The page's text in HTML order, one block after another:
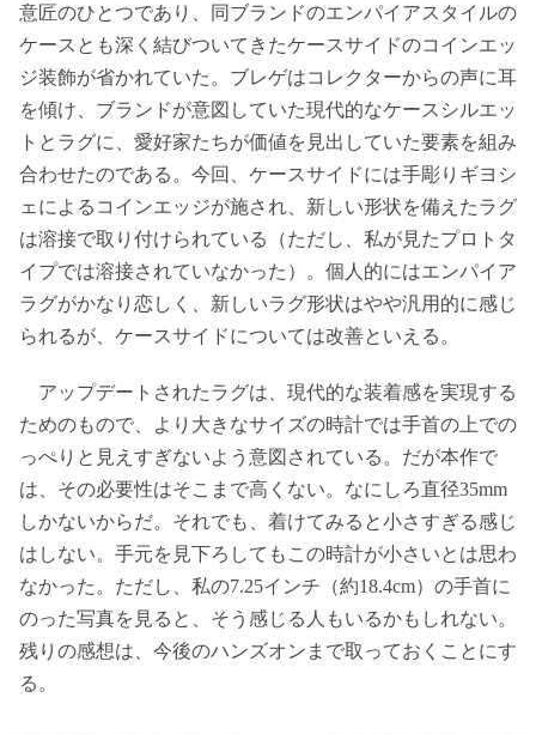
意匠のひとつであり、同ブランドのエンパイアスタイルの
ケースとも深く結びついてきたケースサイドのコインエッ
ジ装飾が省かれていた。ブレゲはコレクターからの声に耳
を傾け、ブランドが意図していた現代的なケースシルエッ
トとラグに、愛好家たちが価値を見出していた要素を組み
合わせたのである。今回、ケースサイドには手彫りギヨシ
ェによるコインエッジが施され、新しい形状を備えたラグ
は溶接で取り付けられている（ただし、私が見たプロトタ
イプでは溶接されていなかった）。個人的にはエンパイア
ラグがかなり恋しく、新しいラグ形状はやや汎用的に感じ
られるが、ケースサイドについては改善といえる。
アップデートされたラグは、現代的な装着感を実現する
ためのもので、より大きなサイズの時計では手首の上での
っぺりと見えすぎないよう意図されている。だが本作で
は、その必要性はそこまで高くない。なにしろ直径35mm
しかないからだ。それでも、着けてみると小さすぎる感じ
はしない。手元を見下ろしてもこの時計が小さいとは思わ
なかった。ただし、私の7.25インチ（約18.4cm）の手首に
のった写真を見ると、そう感じる人もいるかもしれない。
残りの感想は、今後のハンズオンまで取っておくことにす
る。